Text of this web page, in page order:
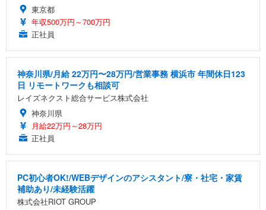
東京都
年収500万円～700万円
正社員
神奈川県/月給 22万円〜28万円/営業事務 横浜市 年間休日123
日 リモートワークも相談可
レイズネクスト総合サービス株式会社
神奈川県
月給22万円～28万円
正社員
PC初心者OK!/WEBデザインのアシスタント/寮・社宅・家賃
補助あり/未経験活躍
株式会社RIOT GROUP